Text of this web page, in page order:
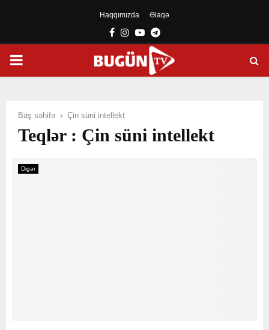
Haqqımızda Əlaqə
Facebook
Instagram
YoutubeTelegram
PRIMARY
Baş səhifə Çin süni intellekt
Teqlər : Çin süni intellekt
Digər